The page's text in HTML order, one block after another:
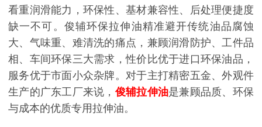
看重润滑能力，环保性、基材兼容性、后处理便捷度
缺一不可。俊辅环保拉伸油精准避开传统油品腐蚀
大、气味重、难清洗的痛点，兼顾润滑防护、工件品
相、车间环保三大需求，性价比优于进口环保油品，
服务优于市面小众杂牌。对于主打精密五金、外观件
生产的广东工厂来说，俊辅拉伸油是兼顾品质、环保
与成本的优质专用拉伸油。